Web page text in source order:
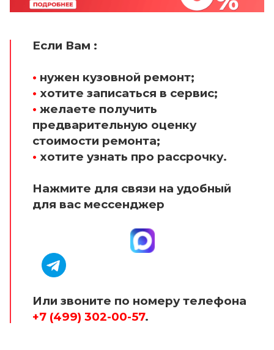
Если Вам :
• нужен кузовной ремонт;
• хотите записаться в сервис;
• желаете получить
предварительную оценку
стоимости ремонта;
• хотите узнать про рассрочку.
Нажмите для связи на удобный
для вас мессенджер
Или звоните по номеру телефона
+7 (499) 302-00-57.